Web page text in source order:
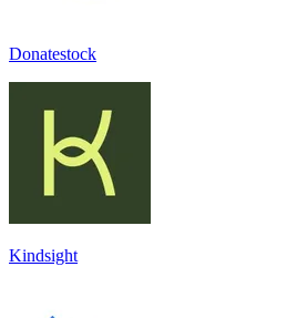
Donatestock
Kindsight